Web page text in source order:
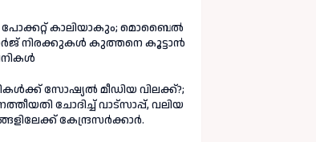
പോക്കറ്റ് കാലിയാകും; മൊബൈൽ
നിരക്കുകൾ കുത്തനെ കൂട്ടാൻ
സോഷ്യൽ മീഡിയ വിലക്ക്?;
ചോദിച്ച് വാട്‌സാപ്പ്, വലിയ
കേന്ദ്രസർക്കാർ.